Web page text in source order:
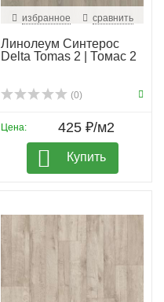
избранное сравнить
Линолеум Синтерос
Delta Tomas 2 | Томас 2
(0)
Цена: 425 ₽/м2
Купить